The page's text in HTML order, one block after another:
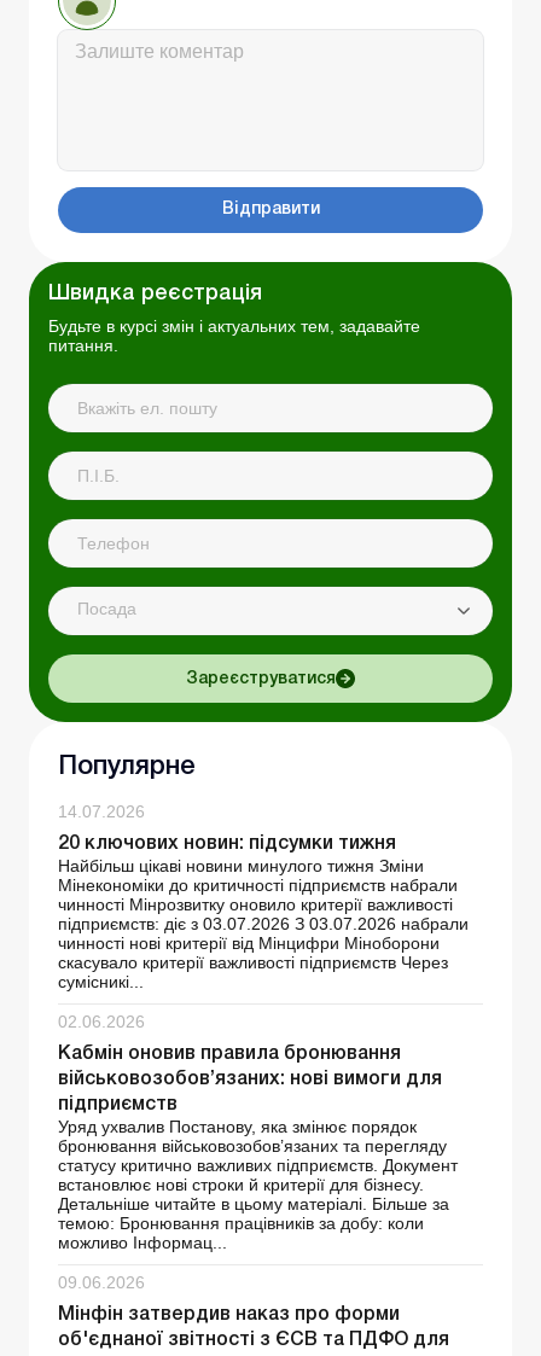
Відправити
Швидка реєстрація
Будьте в курсі змін і актуальних тем, задавайте
питання.
Посада
Зареєструватися
Популярне
14.07.2026
20 ключових новин: підсумки тижня
Найбільш цікаві новини минулого тижня Зміни
Мінекономіки до критичності підприємств набрали
чинності Мінрозвитку оновило критерії важливості
підприємств: діє з 03.07.2026 З 03.07.2026 набрали
чинності нові критерії від Мінцифри Міноборони
скасувало критерії важливості підприємств Через
сумісникі...
02.06.2026
Кабмін оновив правила бронювання
військовозобов’язаних: нові вимоги для
підприємств
Уряд ухвалив Постанову, яка змінює порядок
бронювання військовозобов’язаних та перегляду
статусу критично важливих підприємств. Документ
встановлює нові строки й критерії для бізнесу.
Детальніше читайте в цьому матеріалі. Більше за
темою: Бронювання працівників за добу: коли
можливо Інформац...
09.06.2026
Мінфін затвердив наказ про форми
об'єднаної звітності з ЄСВ та ПДФО для